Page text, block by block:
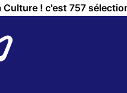
Culture ! c'est 757